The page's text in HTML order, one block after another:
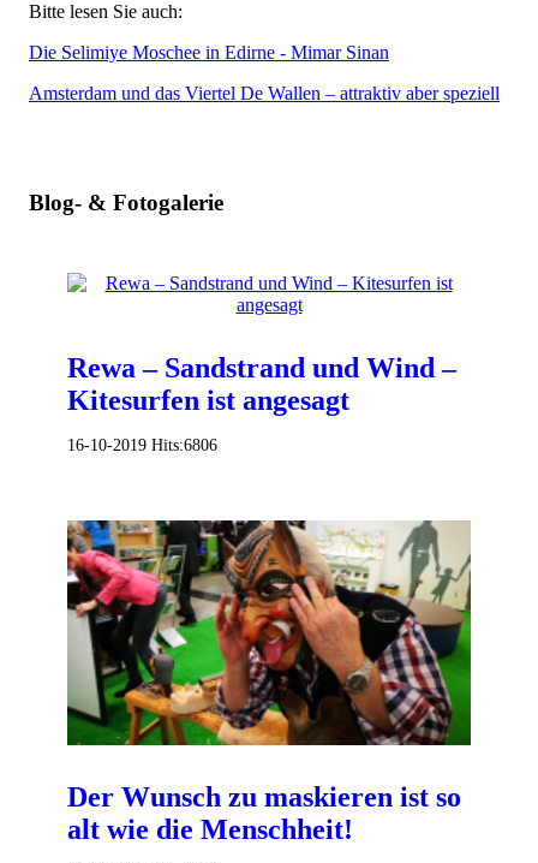
Bitte lesen Sie auch:
Die Selimiye Moschee in Edirne - Mimar Sinan
Amsterdam und das Viertel De Wallen – attraktiv aber speziell
Blog- & Fotogalerie
Rewa – Sandstrand und Wind –
Kitesurfen ist angesagt
16-10-2019 Hits:6806
Der Wunsch zu maskieren ist so
alt wie die Menschheit!